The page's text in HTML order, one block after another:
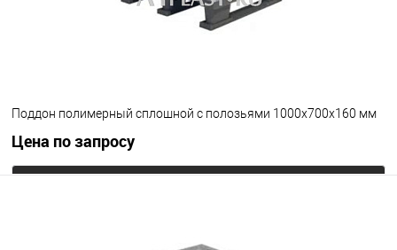
Поддон полимерный сплошной с полозьями 1000х700х160 мм
Цена по запросу